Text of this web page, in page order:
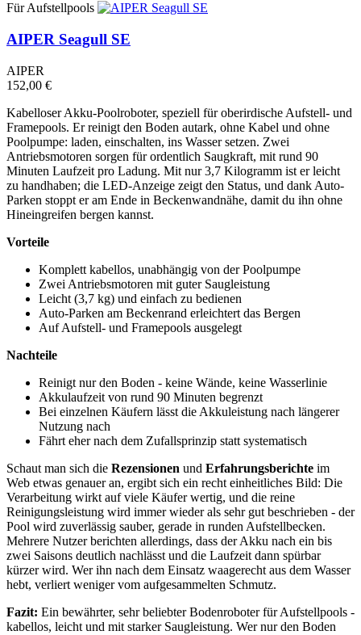
Für Aufstellpools
AIPER Seagull SE
AIPER
152,00 €
Kabelloser Akku-Poolroboter, speziell für oberirdische Aufstell- und
Framepools. Er reinigt den Boden autark, ohne Kabel und ohne
Poolpumpe: laden, einschalten, ins Wasser setzen. Zwei
Antriebsmotoren sorgen für ordentlich Saugkraft, mit rund 90
Minuten Laufzeit pro Ladung. Mit nur 3,7 Kilogramm ist er leicht
zu handhaben; die LED-Anzeige zeigt den Status, und dank Auto-
Parken stoppt er am Ende in Beckenwandnähe, damit du ihn ohne
Hineingreifen bergen kannst.
Vorteile
Komplett kabellos, unabhängig von der Poolpumpe
Zwei Antriebsmotoren mit guter Saugleistung
Leicht (3,7 kg) und einfach zu bedienen
Auto-Parken am Beckenrand erleichtert das Bergen
Auf Aufstell- und Framepools ausgelegt
Nachteile
Reinigt nur den Boden - keine Wände, keine Wasserlinie
Akkulaufzeit von rund 90 Minuten begrenzt
Bei einzelnen Käufern lässt die Akkuleistung nach längerer
Nutzung nach
Fährt eher nach dem Zufallsprinzip statt systematisch
Schaut man sich die Rezensionen und Erfahrungsberichte im
Web etwas genauer an, ergibt sich ein recht einheitliches Bild: Die
Verarbeitung wirkt auf viele Käufer wertig, und die reine
Reinigungsleistung wird immer wieder als sehr gut beschrieben - der
Pool wird zuverlässig sauber, gerade in runden Aufstellbecken.
Mehrere Nutzer berichten allerdings, dass der Akku nach ein bis
zwei Saisons deutlich nachlässt und die Laufzeit dann spürbar
kürzer wird. Wer ihn nach dem Einsatz waagerecht aus dem Wasser
hebt, verliert weniger vom aufgesammelten Schmutz.
Fazit: Ein bewährter, sehr beliebter Bodenroboter für Aufstellpools -
kabellos, leicht und mit starker Saugleistung. Wer nur den Boden